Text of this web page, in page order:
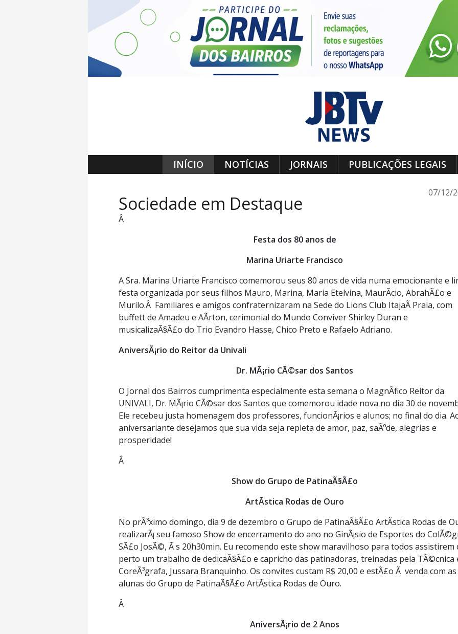
INÍCIO NOTÍCIAS JORNAIS PUBLICAÇÕES LEGAIS
07/12/
Sociedade em Destaque
Â
Festa dos 80 anos de
Marina Uriarte Francisco
A Sra. Marina Uriarte Francisco comemorou seus 80 anos de vida numa emocionante e
festa organizada por seus filhos Mauro, Marina, Maria Etelvina, MaurÃ­cio, AbrahÃ£o e
Murilo.Â Familiares e amigos confraternizaram na Sede do Lions Club ItajaÃ­ Praia, com
buffett de Amadeu e AÃ­rton, cerimonial do Mundo Conviver Shirley Duran e
musicalizaÃ§Ã£o do Trio Evandro Hasse, Chico Preto e Rafaelo Adriano.
AniversÃ¡rio do Reitor da Univali
Dr. MÃ¡rio CÃ©sar dos Santos
O Jornal dos Bairros cumprimenta especialmente esta semana o MagnÃ­fico Reitor da
UNIVALI, Dr. MÃ¡rio CÃ©sar dos Santos que comemorou idade nova no dia 30 de
Ele recebeu justa homenagem dos professores, funcionÃ¡rios e alunos; no final do dia.
aniversariante desejamos que sua vida seja repleta de amor, paz, saÃºde, alegrias e
prosperidade!
Â
Show do Grupo de PatinaÃ§Ã£o
ArtÃ­stica Rodas de Ouro
No prÃ³ximo domingo, dia 9 de dezembro o Grupo de PatinaÃ§Ã£o ArtÃ­stica Rodas de
realizarÃ¡ seu famoso Show de encerramento do ano no GinÃ¡sio de Esportes do
SÃ£o JosÃ©, Ã s 20h30min. Eu recomendo este show maravilhoso para todos assistirem
perto um trabalho de dedicaÃ§Ã£o e capricho das patinadoras, treinadas pela TÃ©cnica
CoreÃ³grafa, Jussara Branquinho. Os convites custam R$ 20,00 e estÃ£o Ã venda com as
alunas do Grupo de PatinaÃ§Ã£o ArtÃ­stica Rodas de Ouro.
Â
AniversÃ¡rio de 2 Anos